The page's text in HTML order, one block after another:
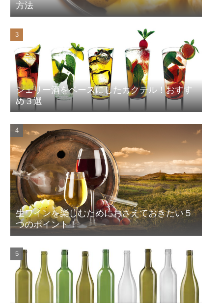
方法
シェリー酒をベースにしたカクテル！おすす
め３選
生ワインを楽しむためにおさえておきたい５
つのポイント！